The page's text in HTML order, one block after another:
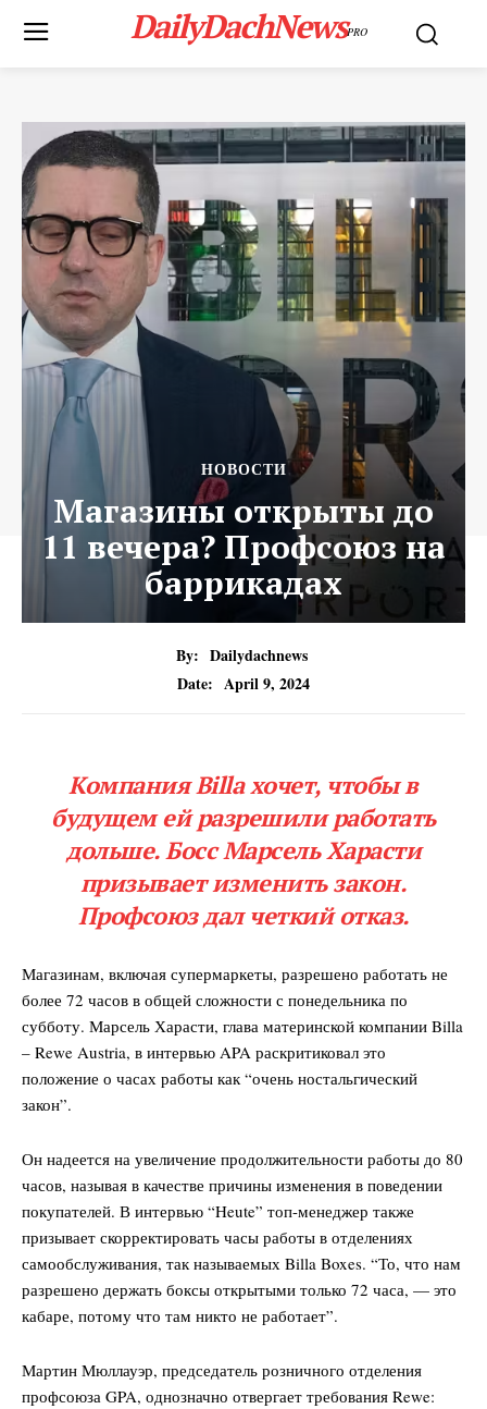
DailyDachNewsPRO
НОВОСТИ
Магазины открыты до
11 вечера? Профсоюз на
баррикадах
By: Dailydachnews
Date: April 9, 2024
Компания Billa хочет, чтобы в
будущем ей разрешили работать
дольше. Босс Марсель Харасти
призывает изменить закон.
Профсоюз дал четкий отказ.
Магазинам, включая супермаркеты, разрешено работать не
более 72 часов в общей сложности с понедельника по
субботу. Марсель Харасти, глава материнской компании Billa
– Rewe Austria, в интервью APA раскритиковал это
положение о часах работы как “очень ностальгический
закон”.
Он надеется на увеличение продолжительности работы до 80
часов, называя в качестве причины изменения в поведении
покупателей. В интервью “Heute” топ-менеджер также
призывает скорректировать часы работы в отделениях
самообслуживания, так называемых Billa Boxes. “То, что нам
разрешено держать боксы открытыми только 72 часа, — это
кабаре, потому что там никто не работает”.
Мартин Мюллауэр, председатель розничного отделения
профсоюза GPA, однозначно отвергает требования Rewe: